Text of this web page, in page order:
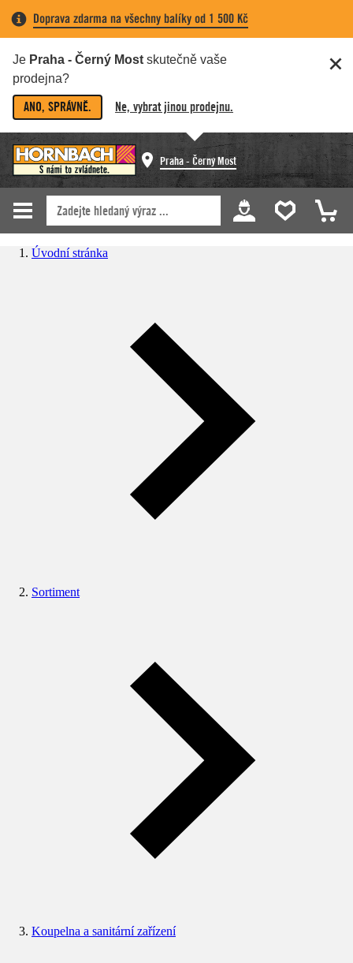
Doprava zdarma na všechny balíky od 1 500 Kč
Je Praha - Černý Most skutečně vaše
prodejna?
ANO, SPRÁVNĚ. Ne, vybrat jinou prodejnu.
Praha - Černý Most
Úvodní stránka
Sortiment
Koupelna a sanitární zařízení